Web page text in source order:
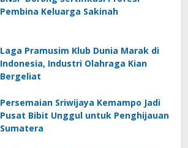
Pembina Keluarga Sakinah
Laga Pramusim Klub Dunia Marak di
Indonesia, Industri Olahraga Kian
Bergeliat
Persemaian Sriwijaya Kemampo Jadi
Pusat Bibit Unggul untuk Penghijauan
Sumatera